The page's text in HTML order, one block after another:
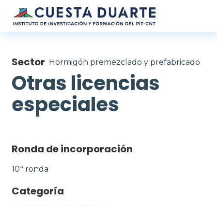
Pasar al contenido principal
Sector Hormigón premezclado y prefabricado
Otras licencias
especiales
Ronda de incorporación
10ª ronda
Categoría